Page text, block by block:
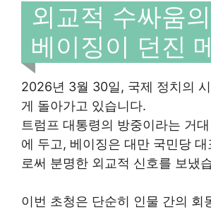
외교적 수싸움
베이징이 던진
2026년 3월 30일, 국제 정치의
게 돌아가고 있습니다.
트럼프 대통령의 방중이라는 거
에 두고, 베이징은 대만 국민당 대
로써 분명한 외교적 신호를 보냈
이번 초청은 단순히 인물 간의 회